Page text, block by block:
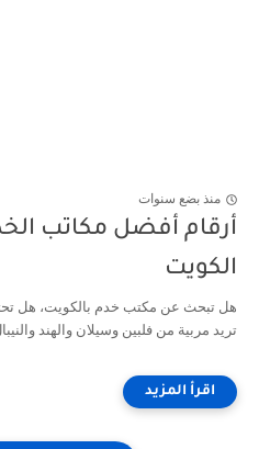
منذ بضع سنوات
أرقام أفضل مكاتب
الكويت
هل تبحث عن مكتب خدم بالكويت، هل
تريد مربية من فلبين وسيلان والهند